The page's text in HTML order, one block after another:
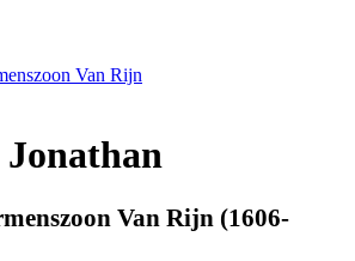
Van Rijn
Van Rijn (1606-